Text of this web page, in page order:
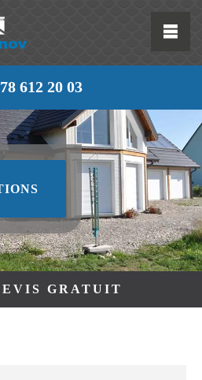
612 20 03
GRATUIT